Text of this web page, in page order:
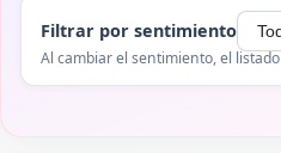
Filtrar por sentimiento
Al cambiar el sentimiento, el